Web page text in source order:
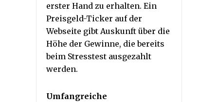
erster Hand zu erhalten. Ein
Preisgeld-Ticker auf der
Webseite gibt Auskunft über die
Höhe der Gewinne, die bereits
beim Stresstest ausgezahlt
werden.
Umfangreiche